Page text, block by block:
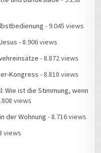
- 9.045 views
- 8.906 views
- 8.872 views
Kongress - 8.818 views
Wie ist die Stimmung, wenn
views
der Wohnung - 8.716 views
views